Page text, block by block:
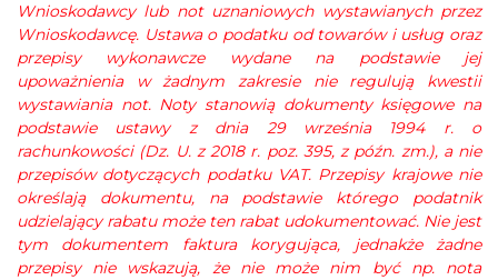
Wnioskodawcy lub not uznaniowych wystawianych przez
Wnioskodawcę. Ustawa o podatku od towarów i usług oraz
przepisy wykonawcze wydane na podstawie jej
upoważnienia w żadnym zakresie nie regulują kwestii
wystawiania not. Noty stanowią dokumenty księgowe na
podstawie ustawy z dnia 29 września 1994 r. o
rachunkowości (Dz. U. z 2018 r. poz. 395, z późn. zm.), a nie
przepisów dotyczących podatku VAT. Przepisy krajowe nie
określają dokumentu, na podstawie którego podatnik
udzielający rabatu może ten rabat udokumentować. Nie jest
tym dokumentem faktura korygująca, jednakże żadne
przepisy nie wskazują, że nie może nim być np. nota